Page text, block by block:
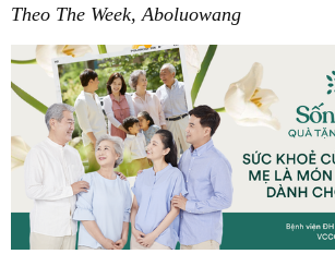
Theo The Week, Aboluowang